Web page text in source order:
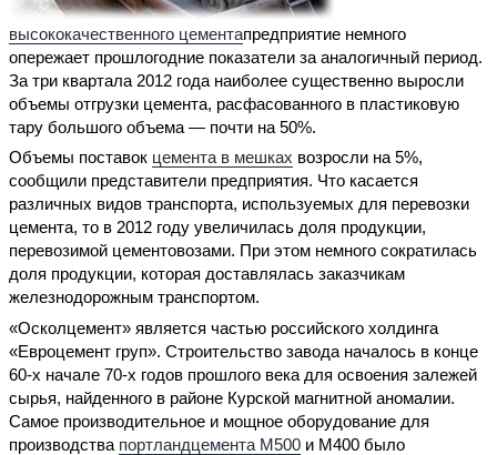
высококачественного цементапредприятие немного
опережает прошлогодние показатели за аналогичный период.
За три квартала 2012 года наиболее существенно выросли
объемы отгрузки цемента, расфасованного в пластиковую
тару большого объема — почти на 50%.
Объемы поставок цемента в мешках возросли на 5%,
сообщили представители предприятия. Что касается
различных видов транспорта, используемых для перевозки
цемента, то в 2012 году увеличилась доля продукции,
перевозимой цементовозами. При этом немного сократилась
доля продукции, которая доставлялась заказчикам
железнодорожным транспортом.
«Осколцемент» является частью российского холдинга
«Евроцемент груп». Строительство завода началось в конце
60-х начале 70-х годов прошлого века для освоения залежей
сырья, найденного в районе Курской магнитной аномалии.
Самое производительное и мощное оборудование для
производства портландцемента М500 и М400 было